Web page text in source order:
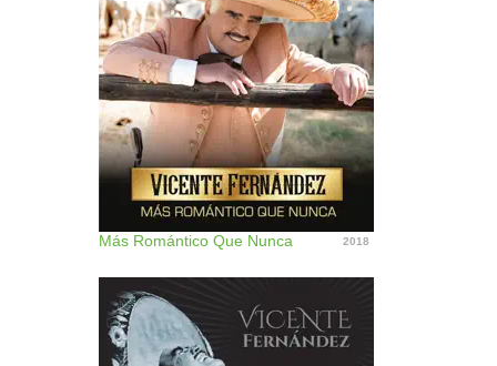
Más Romántico Que Nunca 2018